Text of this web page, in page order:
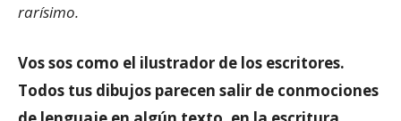
rarísimo.
Vos sos como el ilustrador de los escritores.
Todos tus dibujos parecen salir de conmociones